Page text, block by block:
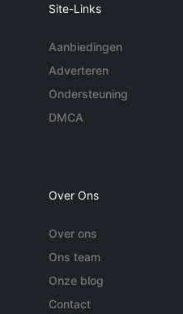
Site-Links
Aanbiedingen
Adverteren
Ondersteuning
DMCA
Over Ons
Over ons
Ons team
Onze blog
Contact